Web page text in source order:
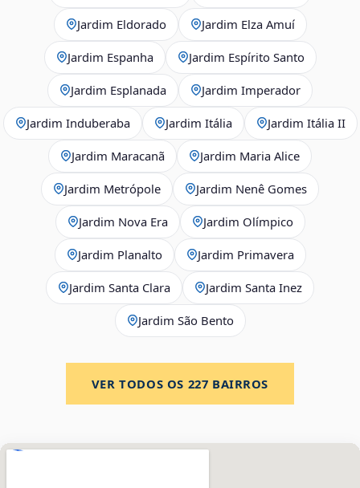
Jardim Eldorado Jardim Elza Amuí
Jardim Espanha Jardim Espírito Santo
Jardim Esplanada Jardim Imperador
Jardim Induberaba Jardim Itália Jardim Itália II
Jardim Maracanã Jardim Maria Alice
Jardim Metrópole Jardim Nenê Gomes
Jardim Nova Era Jardim Olímpico
Jardim Planalto Jardim Primavera
Jardim Santa Clara Jardim Santa Inez
Jardim São Bento
VER TODOS OS 227 BAIRROS